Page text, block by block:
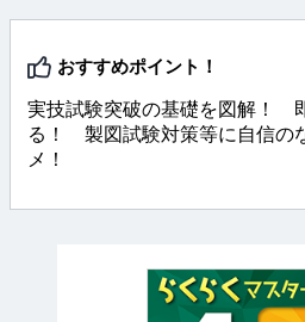
おすすめポイント！
実技試験突破の基礎を図解！
る！ 製図試験対策等に自信の
メ！